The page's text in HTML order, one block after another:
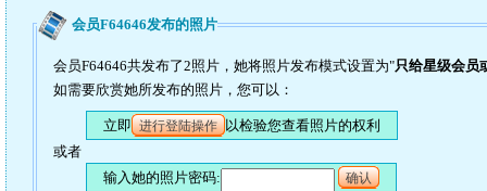
会员F64646发布的照片
会员F64646共发布了2照片，她将照片发布模式设置为"只给星级会员
如需要欣赏她所发布的照片，您可以：
立即 进行登陆操作 以检验您查看照片的权利
或者
输入她的照片密码:
确认